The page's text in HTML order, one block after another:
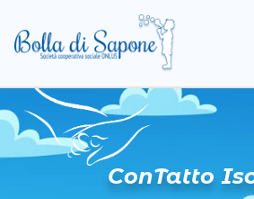
ConTatto